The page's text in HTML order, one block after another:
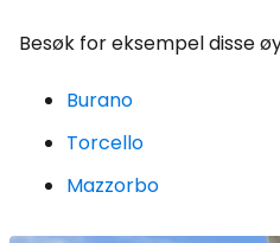
Besøk for eksempel disse
Burano
Torcello
Mazzorbo